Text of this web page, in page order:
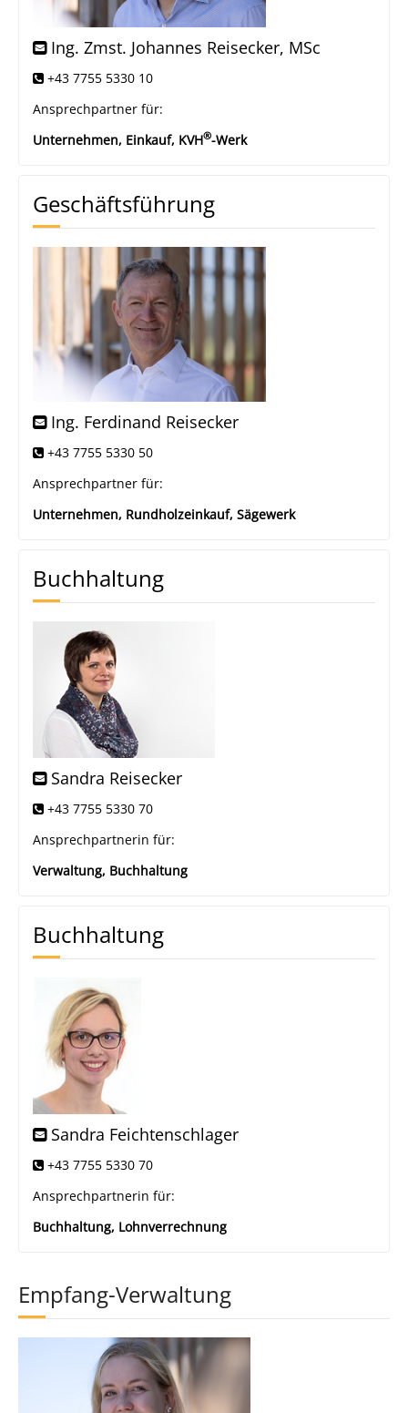
Ing. Zmst. Johannes Reisecker, MSc
+43 7755 5330 10
Ansprechpartner für:
Unternehmen, Einkauf, KVH®-Werk
Geschäftsführung
Ing. Ferdinand Reisecker
+43 7755 5330 50
Ansprechpartner für:
Unternehmen, Rundholzeinkauf, Sägewerk
Buchhaltung
Sandra Reisecker
+43 7755 5330 70
Ansprechpartnerin für:
Verwaltung, Buchhaltung
Buchhaltung
Sandra Feichtenschlager
+43 7755 5330 70
Ansprechpartnerin für:
Buchhaltung, Lohnverrechnung
Empfang-Verwaltung